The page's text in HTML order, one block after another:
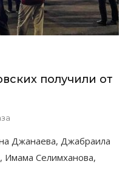
получили от
Джанаева, Джабраила
Имама Селимханова,